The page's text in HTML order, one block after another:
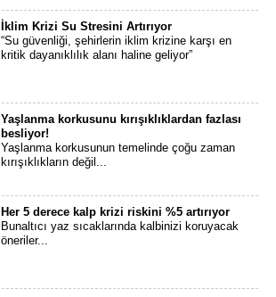
İklim Krizi Su Stresini Artırıyor
“Su güvenliği, şehirlerin iklim krizine karşı en
kritik dayanıklılık alanı haline geliyor”
Yaşlanma korkusunu kırışıklıklardan fazlası
besliyor!
Yaşlanma korkusunun temelinde çoğu zaman
kırışıklıkların değil...
Her 5 derece kalp krizi riskini %5 artırıyor
Bunaltıcı yaz sıcaklarında kalbinizi koruyacak
öneriler...